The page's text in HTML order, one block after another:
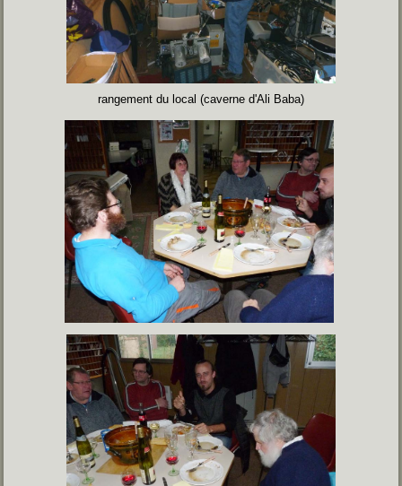
rangement du local (caverne d'Ali Baba)